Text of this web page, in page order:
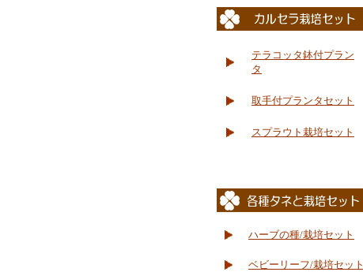
テラコッタ鉢付プラン
タ
取手付プランタセット
スプラウト栽培セット
ハーブの種/栽培セット
ベビーリーフ/栽培セット